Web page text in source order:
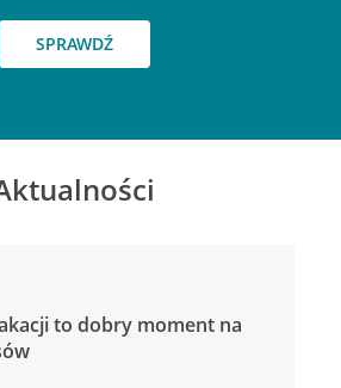
SPRAWDŹ
to dobry moment na